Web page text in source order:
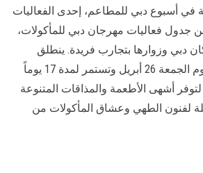
في أسبوع دبي للمطاعم، إحدى الفعاليات
جدول فعاليات مهرجان دبي للمأكولات،
دبي وزوارها بتجارب فريدة. ينطلق
أسبوع دبي للمطاعم يوم الجمعة 26 أبريل وتستمر لمدة 17 يوماً
الأحد 12 مايو لتوفر أشهى الأطعمة والمذاقات المتنوعة
لفنون الطهي وعشاق المأكولات من